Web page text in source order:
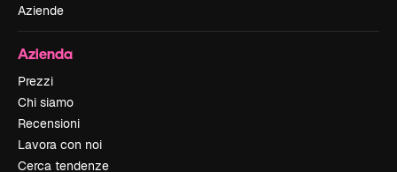
Aziende
Azienda
Prezzi
Chi siamo
Recensioni
Lavora con noi
Cerca tendenze